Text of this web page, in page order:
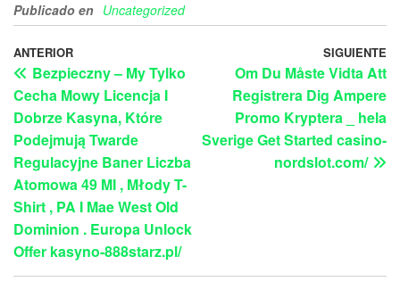
Publicado en Uncategorized
ANTERIOR
Bezpieczny – My Tylko
Cecha Mowy Licencja I
Dobrze Kasyna, Które
Podejmują Twarde
Regulacyjne Baner Liczba
Atomowa 49 MI , Młody T-
Shirt , PA I Mae West Old
Dominion . Europa Unlock
Offer kasyno-888starz.pl/
SIGUIENTE
Om Du Måste Vidta Att
Registrera Dig Ampere
Promo Kryptera _ hela
Sverige Get Started casino-
nordslot.com/